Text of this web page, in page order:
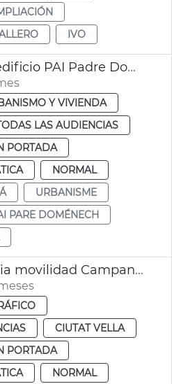
IVO
Inicio escombro edificio PAI Padre Doménech
Y VIVIENDA
LAS AUDIENCIAS
PORTADA
NORMAL
URBANISME
PARE DOMÉNECH
Zonas coexistencia movilidad Campanario y Ciutat Vella València
CIUTAT VELLA
PORTADA
NORMAL